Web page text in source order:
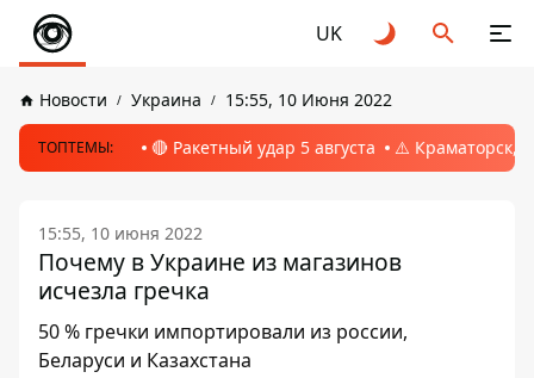
UK
Новости Украина 15:55, 10 Июня 2022
ТОПТЕМЫ: 🔴 Ракетный удар 5 августа ⚠️ Краматорск,
15:55, 10 июня 2022
Почему в Украине из магазинов
исчезла гречка
50 % гречки импортировали из россии,
Беларуси и Казахстана